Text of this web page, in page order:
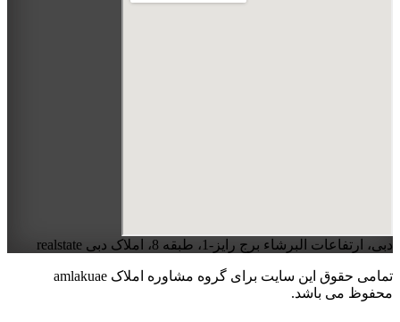
دبی، ارتفاعات البرشاء برج رایز-1، طبقه 8، املاک دبی realstate
تمامی حقوق این سایت برای گروه مشاوره املاک amlakuae
محفوظ می باشد.